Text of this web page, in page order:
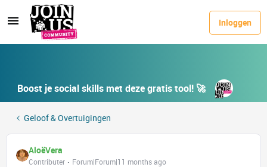
Inloggen
Boost je social skills met deze gratis tool! 🚀
Geloof & Overtuigingen
AloëVera
Contributer Forum|Forum|11 months ago